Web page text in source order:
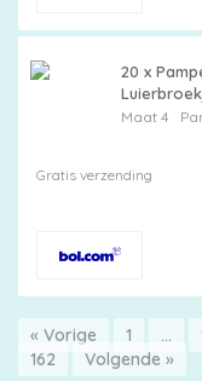
20 x
- 108
Maat 4
Gratis verzending
« Vorige 1 …
162
Volgende »